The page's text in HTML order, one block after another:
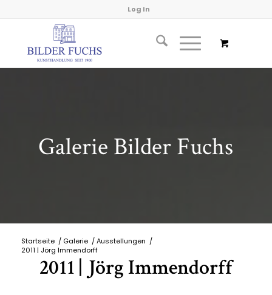
Log In
Galerie Bilder Fuchs
Startseite / Galerie / Ausstellungen /
2011 | Jörg Immendorff
2011 | Jörg Immendorff